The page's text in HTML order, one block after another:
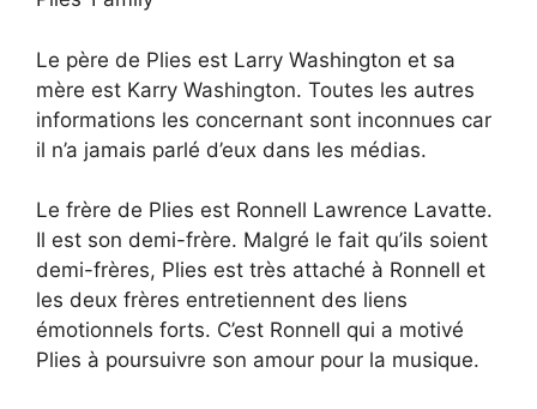
Le père de Plies est Larry Washington et sa
mère est Karry Washington. Toutes les autres
informations les concernant sont inconnues car
il n’a jamais parlé d’eux dans les médias.
Le frère de Plies est Ronnell Lawrence Lavatte.
Il est son demi-frère. Malgré le fait qu’ils soient
demi-frères, Plies est très attaché à Ronnell et
les deux frères entretiennent des liens
émotionnels forts. C’est Ronnell qui a motivé
Plies à poursuivre son amour pour la musique.